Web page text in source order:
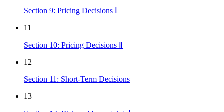
Section 9: Pricing Decisions Ⅰ
11
Section 10: Pricing Decisions Ⅱ
12
Section 11: Short-Term Decisions
13